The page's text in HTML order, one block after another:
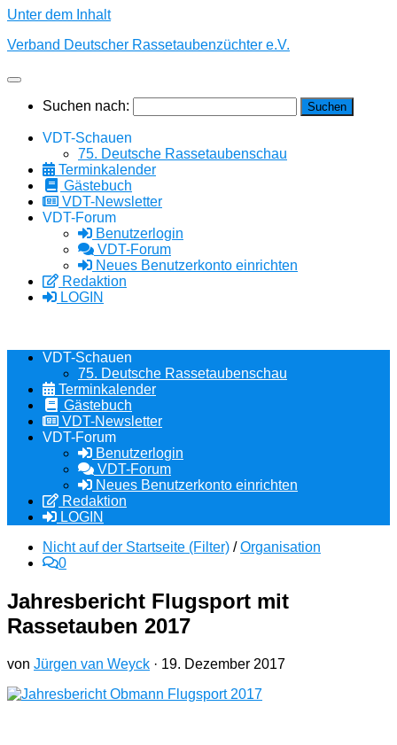
Unter dem Inhalt
Verband Deutscher Rassetaubenzüchter e.V.
Suchen nach:
VDT-Schauen
75. Deutsche Rassetaubenschau
Terminkalender
Gästebuch
VDT-Newsletter
VDT-Forum
Benutzerlogin
VDT-Forum
Neues Benutzerkonto einrichten
Redaktion
LOGIN
VDT-Schauen
75. Deutsche Rassetaubenschau
Terminkalender
Gästebuch
VDT-Newsletter
VDT-Forum
Benutzerlogin
VDT-Forum
Neues Benutzerkonto einrichten
Redaktion
LOGIN
Nicht auf der Startseite (Filter) / Organisation
0
Jahresbericht Flugsport mit
Rassetauben 2017
von Jürgen van Weyck · 19. Dezember 2017